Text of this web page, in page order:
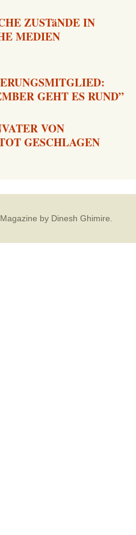
ZUSTäNDE IN
MEDIEN
GEHT ES RUND”
VON
GESCHLAGEN
by Dinesh Ghimire